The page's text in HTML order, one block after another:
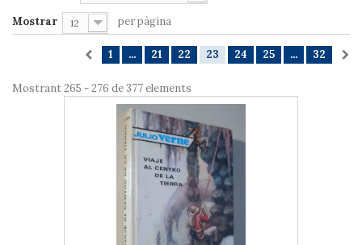
Mostrar 12 per pàgina
1 ... 21 22 23 24 25 ... 32
Mostrant 265 - 276 de 377 elements